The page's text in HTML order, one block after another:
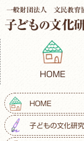
HOME
HOME
子どもの文化研